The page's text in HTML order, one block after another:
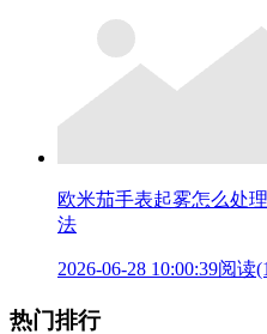
欧米茄手表起雾怎么处
法
2026-06-28 10:00:39阅读
热门排行